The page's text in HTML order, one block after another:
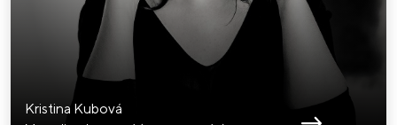
Kristina Kubová